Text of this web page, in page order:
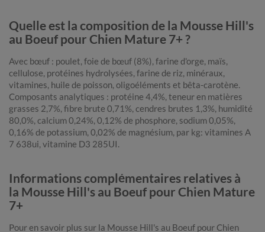
Quelle est la composition de la Mousse Hill's
au Boeuf pour Chien Mature 7+ ?
Avec bœuf : poulet, foie de bœuf (8%), farine d'orge, maïs,
cellulose, protéines hydrolysées, farine de riz, minéraux,
vitamines, huile de poisson, oligoéléments et bêta-carotène.
Composants analytiques : protéine 4,4%, teneur en matières
grasses 2,7%, fibre brute 0,71%, cendres brutes 1,3%, humidité
80,0%, calcium 0,24%, 0,12% de phosphore, sodium 0,05%,
0,16% de potassium, 0,02% de magnésium, par kg: vitamines A
7 638ui, vitamine D3 285UI.
Informations complémentaires relatives à
la Mousse Hill's au Boeuf pour Chien Mature
7+
Pour en savoir plus sur la Mousse Hill's au Boeuf pour Chien